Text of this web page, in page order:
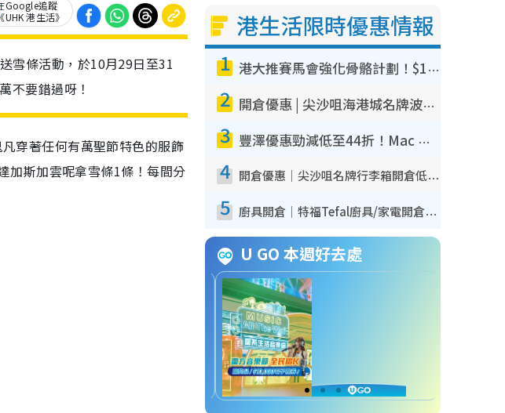
Google追蹤
《UHK 港生活》
雪條活動，於10月29日至31
不要錯過呀！
穿著任何有萬聖節特色的服飾
斯加雲呢拿雪條1條！每間分
港生活限時優惠情報
1 港大推賽馬會強化骨骼計劃！$100骨質密度X光檢查 完成免費運動訓練送超市禮券！附參加資格
2 開倉優惠 | 尖沙咀海港城名牌波鞋開倉低至1折！On鞋$899起／Joy&Peace鞋履$98起
3 豐澤優惠勁減低至44折！Mac mini/iPhone17Pro大減價！廚房家電$220起
4 開倉優惠｜尖沙咀名牌行李箱開倉低至4折！一連5日 American Tourister/ace./Hallmark $200起！
5 廚具開倉｜特福Tefal廚具/家電開倉低至3折！$220起買平底鍋/炒鑊/湯煲！電飯煲/吸塵機/燙斗$418起
U GO 本週好去處